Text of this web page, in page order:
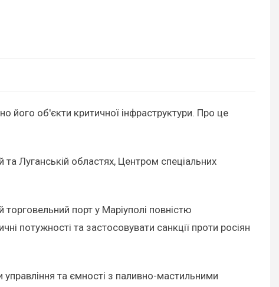
його об'єкти критичної інфраструктури. Про це
Луганській областях, Центром спеціальних
порт у Маріуполі повністю
потужності та застосовувати санкції проти росіян
та ємності з паливно-мастильними